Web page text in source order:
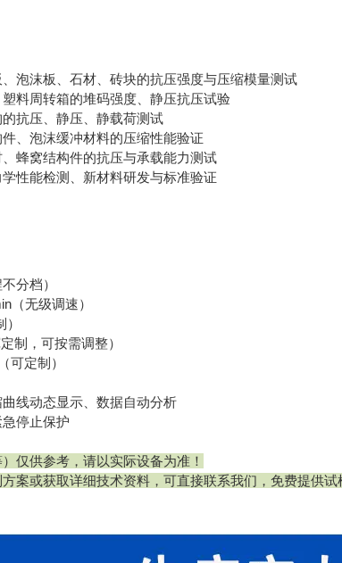
泡沫板、石材、砖块的抗压强度与压缩模量测试
料周转箱的堆码强度、静压抗压试验
抗压、静压、静载荷测试
、泡沫缓冲材料的压缩性能验证
蜂窝结构件的抗压与承载能力测试
性能检测、新材料研发与标准验证
分档）
（无级调速）
制，可按需调整）
可定制）
线动态显示、数据自动分析
停止保护
仅供参考，请以实际设备为准！
案或获取详细技术资料，可直接联系我们，免费提供试